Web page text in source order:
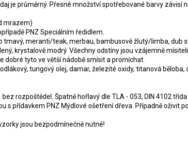
je průměrný. Přesné množství spotřebované barvy závisí
mrazem)
PNZ Speciálním ředidlem.
tmavý, meranti/teak, merbau, bambusově žlutý/limba, dub
krystalově modrý. Všechny odstíny jsou vzájemně
dobré tyto ve větší nádobě smísit a promíchat.
tungový olej, damar, železité oxidy, titanová
rozpoštědel. Špatně hořlavý dle TLA - 053, DIN 4102
s přídavkem PNZ Mýdlové ošetření dřeva. Případně oživit
jsou bezpodmínečně nutné!